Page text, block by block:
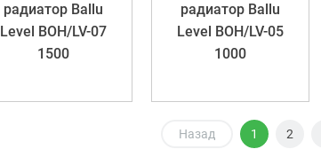
радиатор Ballu
Level BOH/LV-07
1500
радиатор Ballu
Level BOH/LV-05
1000
Назад 1 2